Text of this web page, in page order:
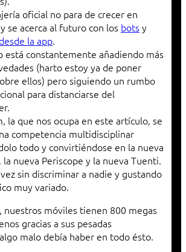
oficial no para de crecer en
se acerca al futuro con los botsy
la app.
está constantemente añadiendo más
(harto estoy ya de poner
ellos) pero siguiendo un rumbo
para distanciarse del
la que nos ocupa en este artículo, se
competencia multidisciplinar
todo y convirtiéndose en la nueva
la nueva Periscope y la nueva Tuenti.
sin discriminar a nadie y gustando
muy variado.
nuestros móviles tienen 800 megas
gracias a sus pesadas
malo debía haber en todo ésto.